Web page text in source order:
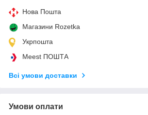
Нова Пошта
Магазини Rozetka
Укрпошта
Meest ПОШТА
Всі умови доставки
Умови оплати